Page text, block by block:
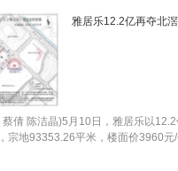
乐小镇） 咨询热线：400 603 2266
价2.844亿元竞得地块，折合楼面价
状：环境较为“原生态”须配建公
道5号地，位于白坭镇科技大道，处
白坭中学、白坭中心小学、白坭广
5.2公里。小编实地走访发现，宗地
该区域环境较为“原生态”。 三水白
面积约23416.4平，容积率＞1.0且
，建筑限高100米。出让文件显示
设施的建设，包括通水、通电、通路
平，最高可不超2500平，其中社
桥梁的形式组织交通通行，不得把
块还是佛山二手房价最高的集中区域
而，龙光地产以楼面地价8753元/平
了很好的“货源”。 拍文华公园和
/平 地块从挂出时就备受业内人士的
左右，地块开始网上竞拍，起始
元；19:00地块楼面地价首破8000
/平“地王”的纪录；20：20宗地最
光拿下，成为佛山新一任单价“地王
乐以总价约人民币5.25亿元、楼面
品线多元化趋势明显 备受瞩目的荔
楼面地价19638元/平，地块已超越
价，成为新区域地王。该地块属于
一宗荔湾地，同时地块位于白鹅潭
立白集团、广钢、珠江实业、万科等
年广州经营性用地供地
宗商业地有待出让，其中1宗临近地
宗用地面积仅为14277平。 而对于
。王石曾经说过：“如果有一天万科
来制止你们。”而从目前的情况看来
雅居乐12.2亿再夺北
蔡倩 陈洁晶)5月10日，雅居乐以
宗地93353.26平米，楼面价3960元